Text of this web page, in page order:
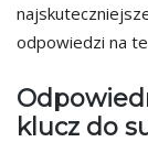
odpowiedzi na
klucz do